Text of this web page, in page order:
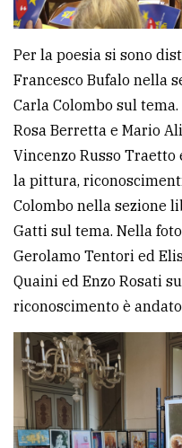
Per la poesia si sono
Francesco Bufalo nella
Carla Colombo sul
Rosa Berretta e Mario
Vincenzo Russo Traetto
la pittura,
Colombo nella sezione
Gatti sul tema. Nella
Gerolamo Tentori ed
Quaini ed Enzo Rosati
riconoscimento è